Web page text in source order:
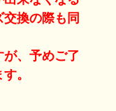
換の際も同
、予めご了
。